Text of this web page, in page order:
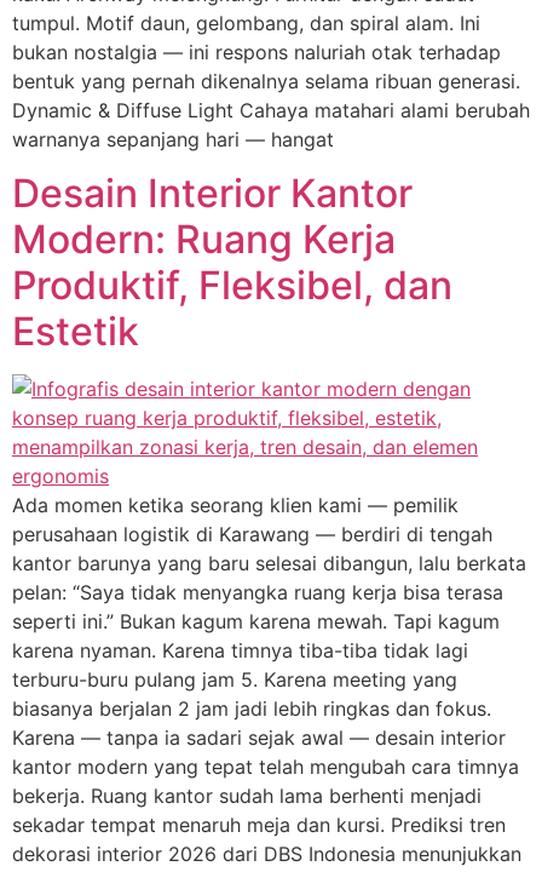
tumpul. Motif daun, gelombang, dan spiral alam. Ini
bukan nostalgia — ini respons naluriah otak terhadap
bentuk yang pernah dikenalnya selama ribuan generasi.
Dynamic & Diffuse Light Cahaya matahari alami berubah
warnanya sepanjang hari — hangat
Desain Interior Kantor
Modern: Ruang Kerja
Produktif, Fleksibel, dan
Estetik
Ada momen ketika seorang klien kami — pemilik
perusahaan logistik di Karawang — berdiri di tengah
kantor barunya yang baru selesai dibangun, lalu berkata
pelan: “Saya tidak menyangka ruang kerja bisa terasa
seperti ini.” Bukan kagum karena mewah. Tapi kagum
karena nyaman. Karena timnya tiba-tiba tidak lagi
terburu-buru pulang jam 5. Karena meeting yang
biasanya berjalan 2 jam jadi lebih ringkas dan fokus.
Karena — tanpa ia sadari sejak awal — desain interior
kantor modern yang tepat telah mengubah cara timnya
bekerja. Ruang kantor sudah lama berhenti menjadi
sekadar tempat menaruh meja dan kursi. Prediksi tren
dekorasi interior 2026 dari DBS Indonesia menunjukkan